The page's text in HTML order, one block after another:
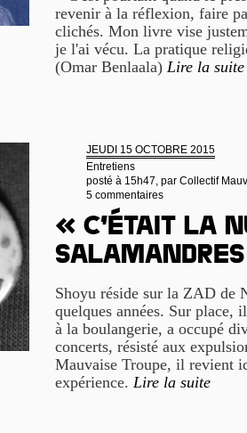
revenir à la réflexion, faire
clichés. Mon livre vise
je l'ai vécu. La pratique
(Omar Benlaala) Lire la suite
JEUDI 15 OCTOBRE 2015
Entretiens
posté à 15h47, par Collectif
5 commentaires
« C’était la
Shoyu réside sur la ZAD de
quelques années. Sur place,
à la boulangerie, a occupé
concerts, résisté aux
Mauvaise Troupe, il revient
expérience. Lire la suite